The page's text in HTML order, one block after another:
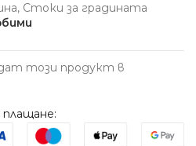
, Стоки за градината
този продукт в
плащане: